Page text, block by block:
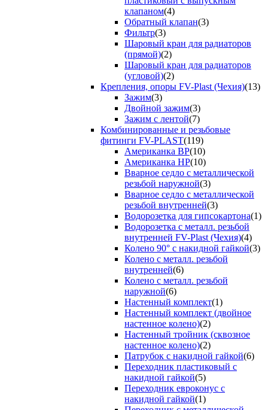
клапаном(4)
Обратный клапан(3)
Фильтр(3)
Шаровый кран для радиаторов
(прямой)(2)
Шаровый кран для радиаторов
(угловой)(2)
Крепления, опоры FV-Plast (Чехия)(13)
Зажим(3)
Двойной зажим(3)
Зажим с лентой(7)
Комбинированные и резьбовые
фитинги FV-PLAST(119)
Американка ВР(10)
Американка НР(10)
Вварное седло с металлической
резьбой наружной(3)
Вварное седло с металлической
резьбой внутренней(3)
Водорозетка для гипсокартона(1)
Водорозетка с металл. резьбой
внутренней FV-Plast (Чехия)(4)
Колено 90° с накидной гайкой(3)
Колено с металл. резьбой
внутренней(6)
Колено с металл. резьбой
наружной(6)
Настенный комплект(1)
Настенный комплект (двойное
настенное колено)(2)
Настенный тройник (сквозное
настенное колено)(2)
Патрубок с накидной гайкой(6)
Переходник пластиковый с
накидной гайкой(5)
Переходник евроконус с
накидной гайкой(1)